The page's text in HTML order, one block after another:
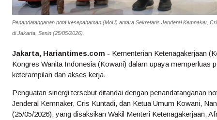
Penandatanganan nota kesepahaman (MoU) antara Sekretaris Jenderal Kemnaker,
di Jakarta, Senin (25/05/2026).
Jakarta, Hariantimes.com - Kementerian Ketenagakerjaan
Kongres Wanita Indonesia (Kowani) dalam upaya memperluas
keterampilan dan akses kerja.
Penguatan sinergi tersebut ditandai dengan penandatanganan
Jenderal Kemnaker, Cris Kuntadi, dan Ketua Umum Kowani,
(25/05/2026), yang disaksikan Wakil Menteri Ketenagakerjaan,